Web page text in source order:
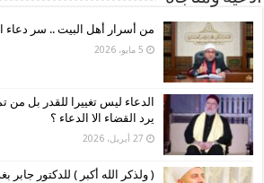
من أسرار أهل البيت .. سر دعاء
5 مايو، 2026
الدعاء ليس تغييرا للقدر بل من
يرد القضاء الا الدعاء ؟
27 أبريل، 2026
( ولذكر الله أكبر ) للدكتور جابر